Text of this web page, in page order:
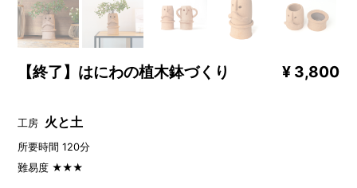
【終了】はにわの植木鉢づくり ¥ 3,800
工房 火と土
所要時間 120分
難易度 ★★★